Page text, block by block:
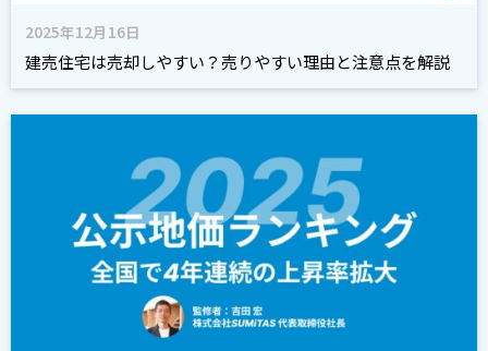
2025年12月16日
建売住宅は売却しやすい？売りやすい理由と注意点を解説